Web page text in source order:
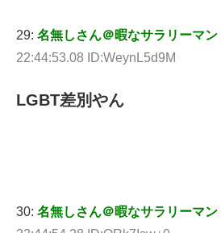
29: 名無しさん＠暇なサラリーマン
22:44:53.08 ID:WeynL5d9M
LGBT差別やん
30: 名無しさん＠暇なサラリーマン